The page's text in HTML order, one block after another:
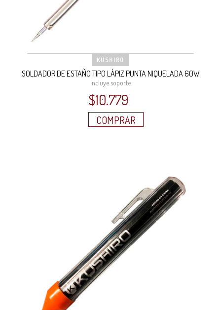
KUSHIRO
SOLDADOR DE ESTAÑO TIPO LÁPIZ PUNTA NIQUELADA 60W
Incluye soporte
$10.779
COMPRAR